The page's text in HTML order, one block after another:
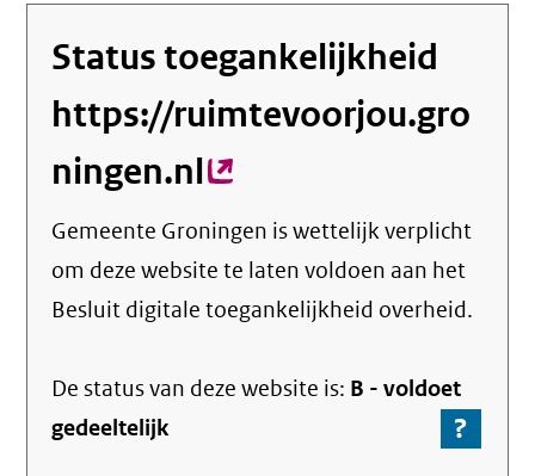
Status toegankelijkheid
https://ruimtevoorjou.gro
ningen.nl(externe
link)
Gemeente Groningen is wettelijk verplicht
om deze website te laten voldoen aan het
Besluit digitale toegankelijkheid overheid.
De status van dezewebsite is: B -voldoet
gedeeltelijk
?
Ga